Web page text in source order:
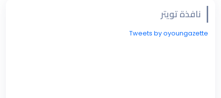
نافذة تويتر
Tweets by oyoungazette